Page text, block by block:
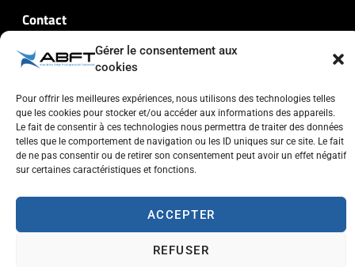
Gérer le consentement aux
cookies
Pour offrir les meilleures expériences, nous utilisons des technologies telles
que les cookies pour stocker et/ou accéder aux informations des appareils.
Le fait de consentir à ces technologies nous permettra de traiter des données
telles que le comportement de navigation ou les ID uniques sur ce site. Le fait
de ne pas consentir ou de retirer son consentement peut avoir un effet négatif
sur certaines caractéristiques et fonctions.
ACCEPTER
REFUSER
Contact
Association Belge Francophone de Taekwondo
Chaussée de Wavre, 2057 - 1160 Auderghem
info@abft.be
+32 (0)2 347 34 77
Copyright © 2023 ABFT.BE – Tous droits réservés
Utilisation des cookies